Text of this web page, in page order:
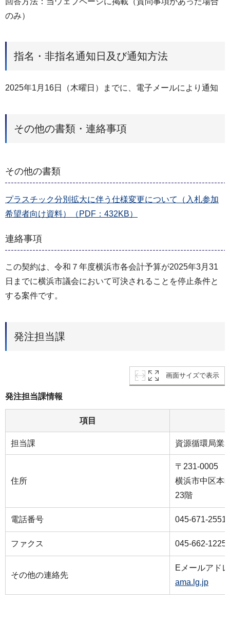
のみ）
指名・非指名通知日及び通知方法
2025年1月16日（木曜日）までに、電子メールにより通知
その他の書類・連絡事項
その他の書類
プラスチック分別拡大に伴う仕様変更について（入札参加
希望者向け資料）（PDF：432KB）
連絡事項
この契約は、令和７年度横浜市各会計予算が2025年3月31
日までに横浜市議会において可決されることを停止条件と
する案件です。
発注担当課
画面サイズで表示
発注担当課情報
項目
担当課 資源循環局業
住所
〒231-0005
横浜市中区本
23階
電話番号 045-671-2551
ファクス 045-662-1225
その他の連絡先
Eメールアド
ama.lg.jp